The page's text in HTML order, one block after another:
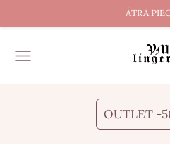
ĀTRA
OUTLET -